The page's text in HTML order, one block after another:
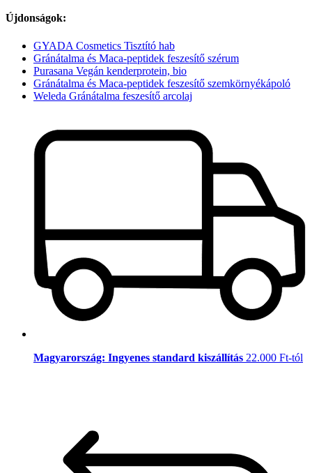
Újdonságok:
GYADA Cosmetics Tisztító hab
Gránátalma és Maca-peptidek feszesítő szérum
Purasana Vegán kenderprotein, bio
Gránátalma és Maca-peptidek feszesítő szemkörnyékápoló
Weleda Gránátalma feszesítő arcolaj
Magyarország: Ingyenes standard kiszállítás 22.000 Ft-tól